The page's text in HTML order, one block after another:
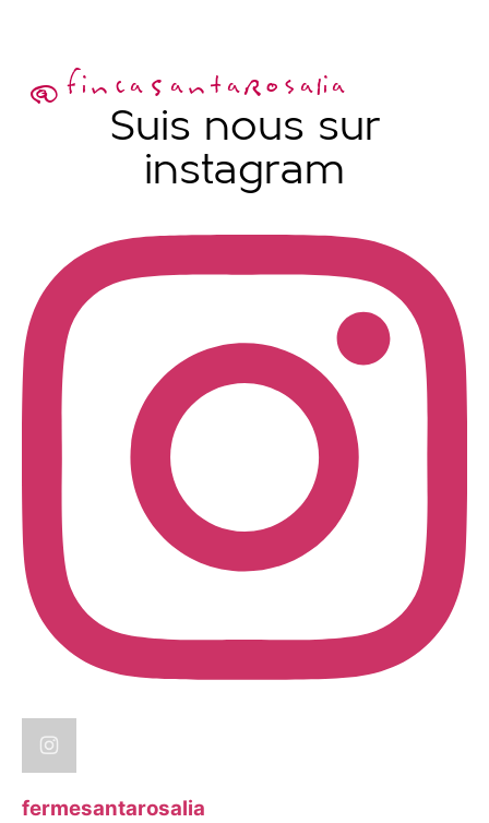
@fincaSantaRosalia
Suis nous sur
instagram
fermesantarosalia